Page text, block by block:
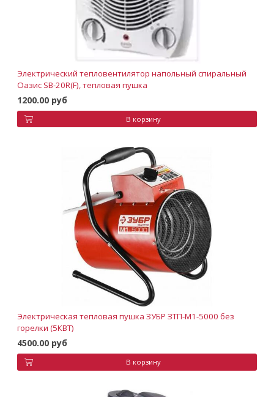
Электрический тепловентилятор напольный спиральный
Оазис SB-20R(F), тепловая пушка
1200.00 руб
В корзину
Электрическая тепловая пушка ЗУБР ЗТП-М1-5000 без
горелки (5КВТ)
4500.00 руб
В корзину